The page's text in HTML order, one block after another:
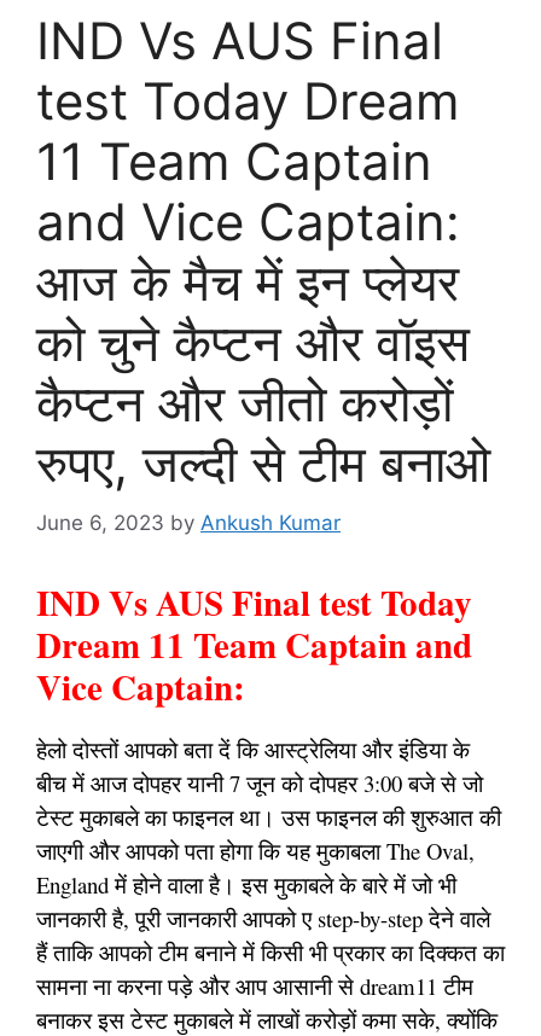
IND Vs AUS Final
test Today Dream
11 Team Captain
and Vice Captain:
आज के मैच में इन प्लेयर
को चुने कैप्टन और वॉइस
कैप्टन और जीतो करोड़ों
रुपए, जल्दी से टीम बनाओ
June 6, 2023 by Ankush Kumar
IND Vs AUS Final test Today
Dream 11 Team Captain and
Vice Captain:
हेलो दोस्तों आपको बता दें कि आस्ट्रेलिया और इंडिया के
बीच में आज दोपहर यानी 7 जून को दोपहर 3:00 बजे से जो
टेस्ट मुकाबले का फाइनल था। उस फाइनल की शुरुआत की
जाएगी और आपको पता होगा कि यह मुकाबला The Oval,
England में होने वाला है। इस मुकाबले के बारे में जो भी
जानकारी है, पूरी जानकारी आपको ए step-by-step देने वाले
हैं ताकि आपको टीम बनाने में किसी भी प्रकार का दिक्कत का
सामना ना करना पड़े और आप आसानी से dream11 टीम
बनाकर इस टेस्ट मुकाबले में लाखों करोड़ों कमा सके, क्योंकि